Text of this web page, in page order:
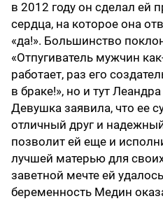
в 2012 году он сделал ей
сердца, на которое она
«да!». Большинство
«Отпугиватель мужчин
работает, раз его
в браке!», но и тут
Девушка заявила, что ее
отличный друг и
позволит ей еще и
лучшей матерью для
заветной мечте ей
беременность Медин